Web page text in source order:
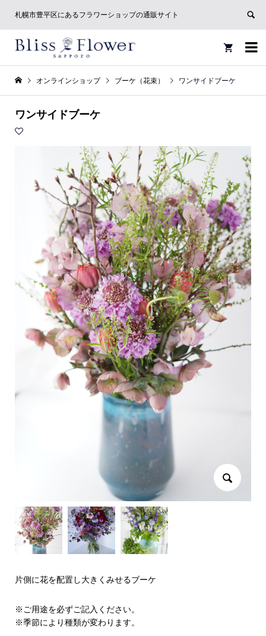
札幌市豊平区にあるフラワーショップの通販サイト


オンラインショップ ブーケ（花束） ワンサイドブーケ
ワンサイドブーケ
片側に花を配置し大きくみせるブーケ
※ご用途を必ずご記入ください。
※季節により種類が変わります。